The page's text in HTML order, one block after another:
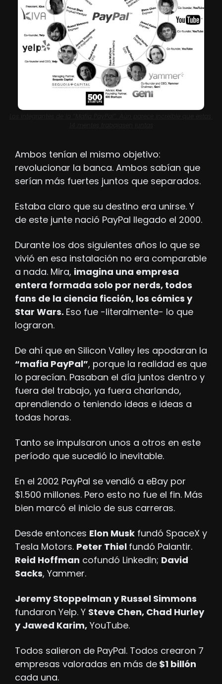
Ambos tenían el mismo objetivo:
revolucionar la banca. Ambos sabían que
serían más fuertes juntos que separados.
Estaba claro que su destino era unirse. Y
de este junte nació PayPal llegado el 2000.
Durante los dos siguientes años lo que se
vivió en esa instalación no era comparable
a nada. Mira, imagina una empresa
entera formada solo por nerds, todos
fans de la ciencia ficción, los cómics y
Star Wars. Eso fue -literalmente- lo que
lograron.
“mafia PayPal”, porque la realidad es que
lo parecían. Pasaban el día juntos dentro y
fuera del trabajo, ya fuera charlando,
aprendiendo o teniendo ideas e ideas a
todas horas.
Tanto se impulsaron unos a otros en este
período que sucedió lo inevitable.
En el 2002 PayPal se vendió a eBay por
$1.500 millones. Pero esto no fue el fin. Más
bien marcó el inicio de sus carreras.
Desde entonces Elon Musk fundó SpaceX y
Tesla Motors. Peter Thiel
Reid Hoffman cofundó LinkedIn; David
Sacks, Yammer.
Jeremy Stoppelman y Russel Simmons
fundaron Yelp. Y Steve Chen, Chad Hurley
y Jawed Karim, YouTube.
Todos salieron de PayPal. Todos crearon 7
empresas valoradas en más de $1 billón
cada una.